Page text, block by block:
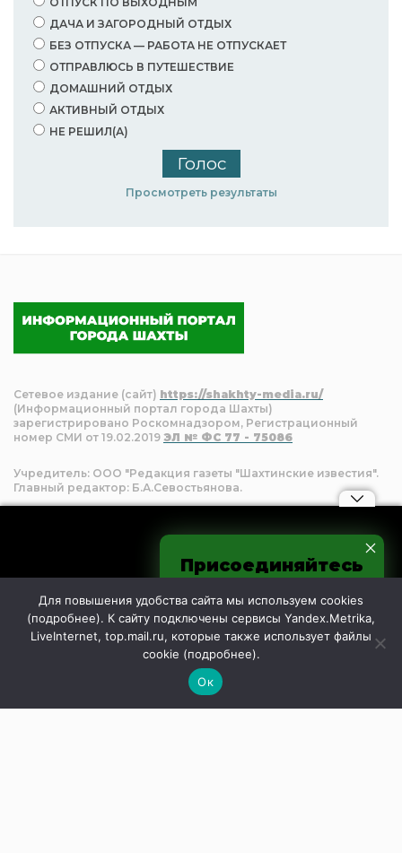
ДАЧА И ЗАГОРОДНЫЙ ОТДЫХ
БЕЗ ОТПУСКА — РАБОТА НЕ ОТПУСКАЕТ
ОТПРАВЛЮСЬ В ПУТЕШЕСТВИЕ
ДОМАШНИЙ ОТДЫХ
АКТИВНЫЙ ОТДЫХ
НЕ РЕШИЛ(А)
Просмотреть результаты
Сетевое издание (сайт) https://shakhty-media.ru/
(Информационный портал города Шахты)
зарегистрировано Роскомнадзором, Регистрационный
номер СМИ от 19.02.2019 ЭЛ № ФС 77 - 75086
Учредитель: ООО "Редакция газеты "Шахтинские известия".
Главный редактор: Б.А.Севостьянова.
Согласие на обработку персональных данных с
top.mail.ru
Согласие на обработку персональных данные
Разделы
Для повышения удобства сайта мы используем cookies
(подробнее). К сайту подключены сервисы Yandex.Metrika,
LiveInternet, top.mail.ru, которые также использует файлы
cookie (подробнее).
Ок
Присоединяйтесь
к нам в соцсетях